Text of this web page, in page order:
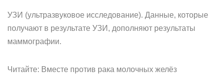
УЗИ (ультразвуковое исследование). Данные, которые
получают в результате УЗИ, дополняют результаты
маммографии.
Читайте: Вместе против рака молочных желёз